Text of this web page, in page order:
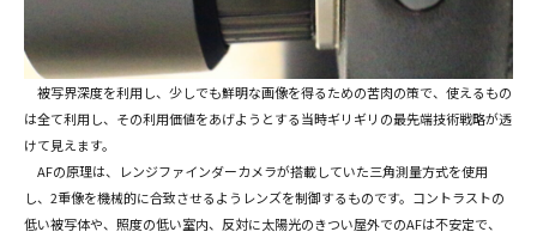
被写界深度を利用し、少しでも鮮明な画像を得るための苦肉の策で、使えるもの
は全て利用し、その利用価値をあげようとする当時ギリギリの最先端技術戦略が透
けて見えます。
AFの原理は、レンジファインダーカメラが搭載していた三角測量方式を使用
し、2重像を機械的に合致させるようレンズを制御するものです。コントラストの
低い被写体や、照度の低い室内、反対に太陽光のきつい屋外でのAFは不安定で、